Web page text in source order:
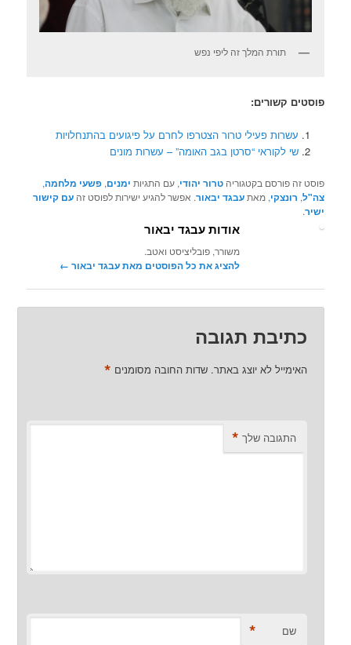
תורת המלך זה ליפי נפש
פוסטים קשורים:
עשרות פעילי טרור הצטרפו לחרם על פיגועים בהתנחלויות
שי לקוראי “סרטן בגב האומה” – עשרות מונים
פוסט זה פורסם בקטגוריהטרור יהודי, עם התגיות ימנים,פשעי מלחמה,
צה"ל, רונצקי, מאתעבגד יבאור. אפשר להגיע ישירות לפוסט זהעם קישור
ישיר.
אודות עבגד יבאור
משורר, פובליציסט ואטב.
להציג את כל הפוסטים מאת עבגד יבאור‏ ←
כתיבת תגובה
האימייל לא יוצג באתר. שדות החובה מסומנים *
התגובה שלך *
שם *